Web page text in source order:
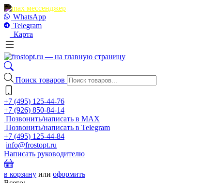
WhatsApp
Telegram
Карта
Поиск товаров
+7 (495) 125-44-76
+7 (926) 850-84-14
Позвонить/написать в MAX
Позвонить/написать в Telegram
+7 (495) 125-44-84
info@frostopt.ru
Написать руководителю
в корзину или оформить